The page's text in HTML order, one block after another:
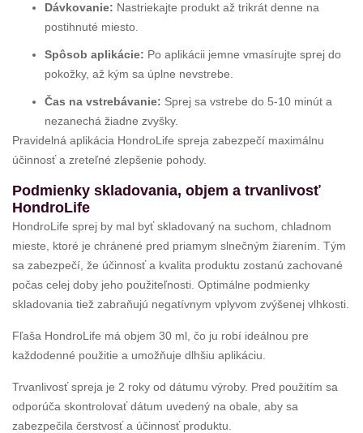
Dávkovanie: Nastriekajte produkt až trikrát denne na
postihnuté miesto.
Spôsob aplikácie: Po aplikácii jemne vmasírujte sprej do
pokožky, až kým sa úplne nevstrebe.
Čas na vstrebávanie: Sprej sa vstrebe do 5-10 minút a
nezanechá žiadne zvyšky.
Pravidelná aplikácia HondroLife spreja zabezpečí maximálnu
účinnosť a zreteľné zlepšenie pohody.
Podmienky skladovania, objem a trvanlivosť
HondroLife
HondroLife sprej by mal byť skladovaný na suchom, chladnom
mieste, ktoré je chránené pred priamym slnečným žiarením. Tým
sa zabezpečí, že účinnosť a kvalita produktu zostanú zachované
počas celej doby jeho použiteľnosti. Optimálne podmienky
skladovania tiež zabraňujú negatívnym vplyvom zvýšenej vlhkosti.
Fľaša HondroLife má objem 30 ml, čo ju robí ideálnou pre
každodenné použitie a umožňuje dlhšiu aplikáciu.
Trvanlivosť spreja je 2 roky od dátumu výroby. Pred použitím sa
odporúča skontrolovať dátum uvedený na obale, aby sa
zabezpečila čerstvosť a účinnosť produktu.